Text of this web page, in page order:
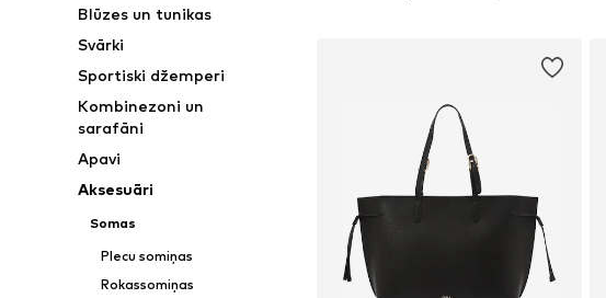
Blūzes un tunikas
Svārki
Sportiski džemperi
Kombinezoni un
sarafāni
Apavi
Aksesuāri
Somas
Plecu somiņas
Rokassomiņas